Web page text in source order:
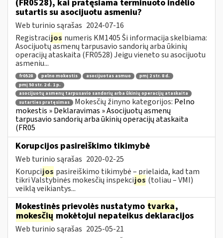
(FR0528), kai pratęsiama terminuoto indėlio
sutartis su asocijuotu asmeniu?
Web turinio sąrašas 2024-07-16
Registracijos numeris KM1405 Ši informacija skelbiama:
Asocijuotų asmenų tarpusavio sandorių arba ūkinių
operacijų ataskaita (FR0528) Jeigu vieneto su asocijuotu
asmeniu...
fr0528 pelno mokestis asocijuotas asmuo
pmį 2 str. 8 d.
pmį 50 str. 2 d. 1 p.
asocijuotų asmenų tarpusavio sandorių arba ūkinių operacijų ataskaita
sutarties pratęsimas
Mokesčių žinyno kategorijos: Pelno
mokestis » Deklaravimas » Asocijuotų asmenų
tarpusavio sandorių arba ūkinių operacijų ataskaita
(FR05
Korupcijos pasireiškimo tikimybė
Web turinio sąrašas 2020-02-25
Korupcijos pasireiškimo tikimybė – prielaida, kad tam
tikri Valstybinės mokesčių inspekcijos (toliau – VMI)
veiklą veikiantys...
Mokestinės prievolės nustatymo tvarka,
mokesčių mokėtojui nepateikus deklaracijos
Web turinio sąrašas 2025-05-21